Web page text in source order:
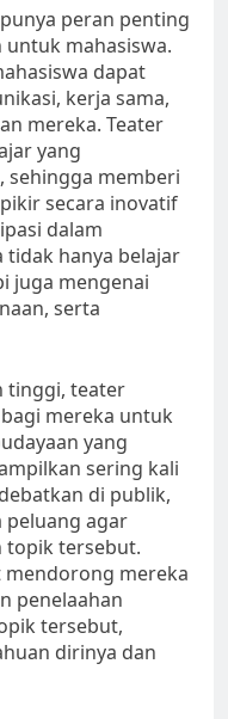
peran penting
mahasiswa.
dapat
kerja sama,
mereka. Teater
yang
sehingga memberi
secara inovatif
dalam
tidak hanya belajar
juga mengenai
serta
tinggi, teater
mereka untuk
yang
sering kali
di publik,
peluang agar
topik tersebut.
mereka
penelaahan
tersebut,
dirinya dan